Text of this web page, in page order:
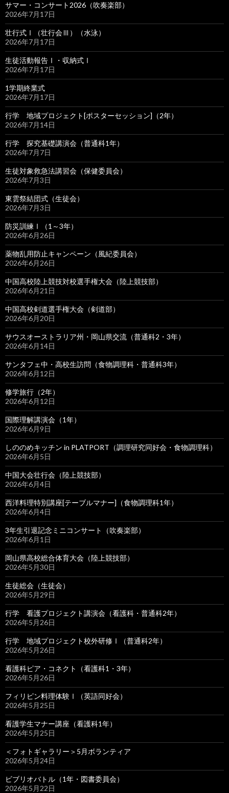
サマー・コンサート2026（吹奏楽部）
2026年7月17日
壮行式Ⅰ（壮行会Ⅲ）（水泳）
2026年7月17日
生徒活動報告Ⅰ・収納式Ⅰ
2026年7月17日
1学期終業式
2026年7月17日
行学 地域プロジェクト[ポスターセッション]（2年）
2026年7月14日
行学 探究基礎講演会（普通科1年）
2026年7月7日
生徒対象救急法講習会（保健委員会）
2026年7月3日
東雲祭結団式（生徒会）
2026年7月3日
防災訓練Ⅰ（1～3年）
2026年6月26日
薬物乱用防止キャンペーン（風紀委員会）
2026年6月26日
中国高校陸上競技対校選手権大会（陸上競技部）
2026年6月21日
中国高校剣道選手権大会（剣道部）
2026年6月20日
サウスオーストラリア州・岡山県交流（普通科2・3年）
2026年6月14日
サンタフェ中・高校生訪問（食物調理科・普通科3年）
2026年6月12日
修学旅行（2年）
2026年6月12日
国際理解講演会（1年）
2026年6月9日
しののめキッチン in PLATPORT（調理研究同好会・食物調理科）
2026年6月5日
中国大会壮行会（陸上競技部）
2026年6月4日
西洋料理特別講座[テーブルマナー]（食物調理科1年）
2026年6月4日
3年生引退記念ミニコンサート（吹奏楽部）
2026年6月1日
岡山県高校総合体育大会（陸上競技部）
2026年5月30日
生徒総会（生徒会）
2026年5月29日
行学 看護プロジェクト講演会（看護科・普通科2年）
2026年5月26日
行学 地域プロジェクト校外研修Ⅰ（普通科2年）
2026年5月26日
看護科ピア・コネクト（看護科1・3年）
2026年5月26日
フィリピン料理体験Ⅰ（英語同好会）
2026年5月25日
看護学生マナー講座（看護科1年）
2026年5月25日
＜フォトギャラリー＞5月ボランティア
2026年5月24日
ビブリオバトル（1年・図書委員会）
2026年5月22日